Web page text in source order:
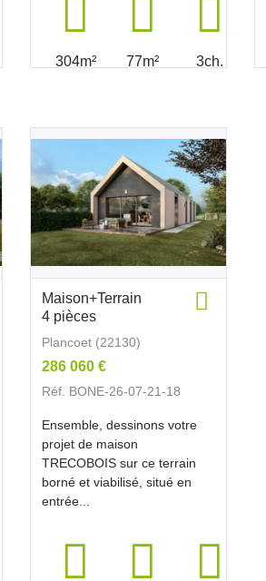
304m² 77m² 3ch.
Maison+Terrain
4 pièces
Plancoet (22130)
286 060 €
Réf. BONE-26-07-21-18
Ensemble, dessinons votre
projet de maison
TRECOBOIS sur ce terrain
borné et viabilisé, situé en
entrée...